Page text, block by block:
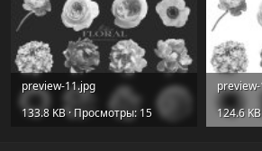
preview-11.jpg
133.8 KB · Просмотры: 15
124.6